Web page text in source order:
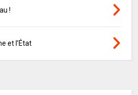
!
et l’État